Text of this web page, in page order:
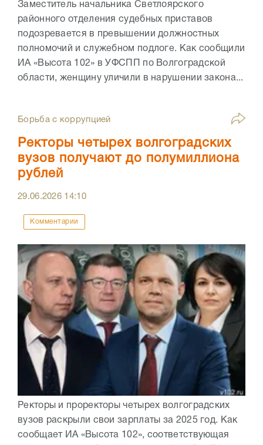
Заместитель начальника Светлоярского
районного отделения судебных приставов
подозревается в превышении должностных
полномочий и служебном подлоге. Как сообщили
ИА «Высота 102» в УФСПП по Волгоградской
области, женщину уличили в нарушении закона...
Борьба с коррупцией
Ректоры четырех волгоградских
вузов получают до полумиллиона
рублей
29.06.2026 14:10
Комментарии
Ректоры и проректоры четырех волгоградских
вузов раскрыли свои зарплаты за 2025 год. Как
сообщает ИА «Высота 102», соответствующая